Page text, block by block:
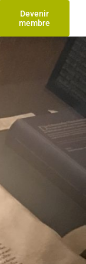
Devenir
membre